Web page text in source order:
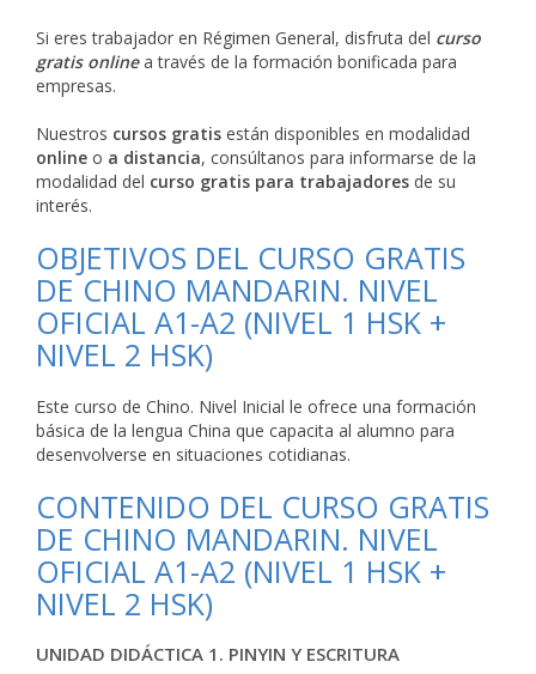
Si eres trabajador en Régimen General, disfruta del curso
gratis onlinea través de la formación bonificada para
empresas.
Nuestros cursos gratis están disponibles en modalidad
online o a distancia, consúltanos para informarse de la
modalidad del curso gratis para trabajadores de su
interés.
OBJETIVOS DEL CURSO GRATIS
DE CHINO MANDARIN. NIVEL
OFICIAL A1-A2 (NIVEL 1 HSK +
NIVEL 2 HSK)
Este curso de Chino. Nivel Inicial le ofrece una formación
básica de la lengua China que capacita al alumno para
desenvolverse en situaciones cotidianas.
CONTENIDO DEL CURSO GRATIS
DE CHINO MANDARIN. NIVEL
OFICIAL A1-A2 (NIVEL 1 HSK +
NIVEL 2 HSK)
UNIDAD DIDÁCTICA 1. PINYIN Y ESCRITURA